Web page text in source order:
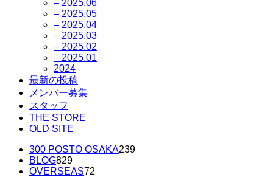
– 2025.06
– 2025.05
– 2025.04
– 2025.03
– 2025.02
– 2025.01
2024
最新の投稿
メンバー募集
スタッフ
THE STORE
OLD SITE
300 POSTO OSAKA239
BLOG829
OVERSEAS72